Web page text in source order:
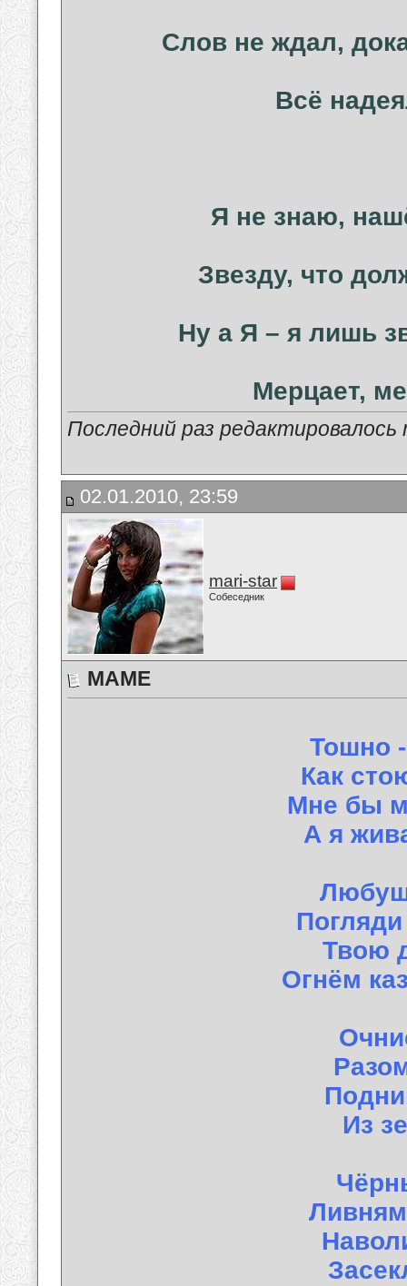
Слов не ждал,
Всё
Я не знаю,
Звезду, что
Ну а Я – я лишь
Мерцает,
Последний раз
02.01.2010, 23:59
mari-star
Собеседник
МАМЕ
Тошно
Как
Мне бы
А я
Твою
Огнём
Из